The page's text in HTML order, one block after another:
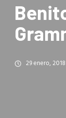
29 enero, 2018